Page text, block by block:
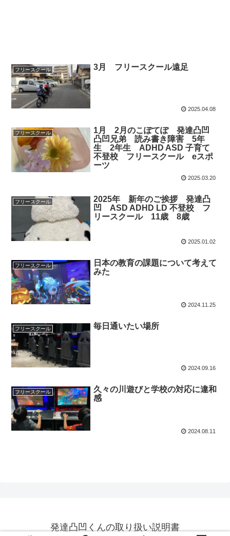
フリースクール 3月 フリースクール遠足
2025.04.08
フリースクール
1月 2月のこぽてぽ 発達凸凹
凸凹兄弟 読み書き障害 5年
生 2年生 ADHD ASD 子育て
不登校 フリースクール eスポ
ーツ
2025.03.20
フリースクール
2025年 新年のご挨拶 発達凸
凹 ASD ADHD LD 不登校 フ
リースクール 11歳 8歳
2025.01.02
フリースクール
日本の教育の課題について考えて
みた
2024.11.25
フリースクール 毎日通いたい場所
2024.09.16
フリースクール
久々の川遊びと学校の対応に違和
感
2024.08.11
発達凸凹くんの取り扱い説明書